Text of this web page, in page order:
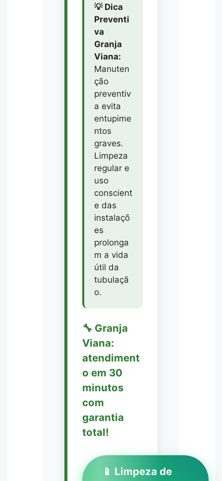
💡 Dica
Preventi
va
Granja
Viana:
Manuten
ção
preventiv
a evita
entupime
ntos
graves.
Limpeza
regular e
uso
conscient
e das
instalaçõ
es
prolonga
m a vida
útil da
tubulaçã
o.
🔧 Granja
Viana:
atendiment
o em 30
minutos
com
garantia
total!
📱 Limpeza de